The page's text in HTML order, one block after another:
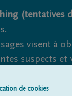
(tentatives
visent à
suspects et
cela.
de cookies